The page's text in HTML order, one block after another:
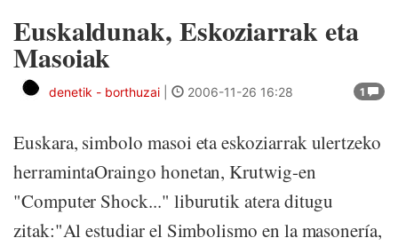
Euskaldunak, Eskoziarrak eta
Masoiak
1
denetik - borthuzai 2006-11-26 16:28
Euskara, simbolo masoi eta eskoziarrak ulertzeko
herramintaOraingo honetan, Krutwig-en
"Computer Shock..." liburutik atera ditugu
zitak:"Al estudiar el Simbolismo en la masonería,